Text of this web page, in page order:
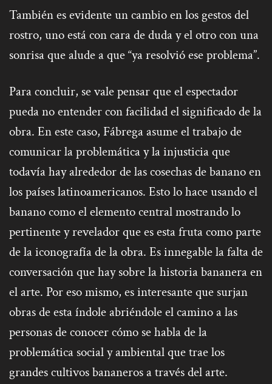
También es evidente un cambio en los gestos del
rostro, uno está con cara de duda y el otro con una
sonrisa que alude a que “ya resolvió ese problema”.
Para concluir, se vale pensar que el espectador
pueda no entender con facilidad el significado de la
obra. En este caso, Fábrega asume el trabajo de
comunicar la problemática y la injusticia que
todavía hay alrededor de las cosechas de banano en
los países latinoamericanos. Esto lo hace usando el
banano como el elemento central mostrando lo
pertinente y revelador que es esta fruta como parte
de la iconografía de la obra. Es innegable la falta de
conversación que hay sobre la historia bananera en
el arte. Por eso mismo, es interesante que surjan
obras de esta índole abriéndole el camino a las
personas de conocer cómo se habla de la
problemática social y ambiental que trae los
grandes cultivos bananeros a través del arte.